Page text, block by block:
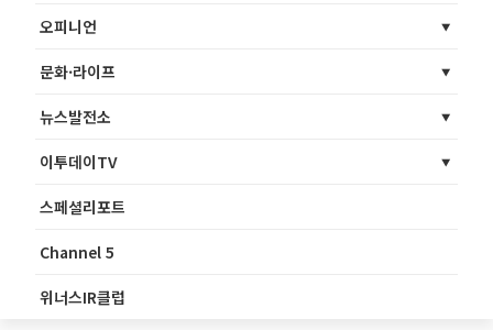
오피니언
문화·라이프
뉴스발전소
이투데이TV
스페셜리포트
Channel 5
위너스IR클럽